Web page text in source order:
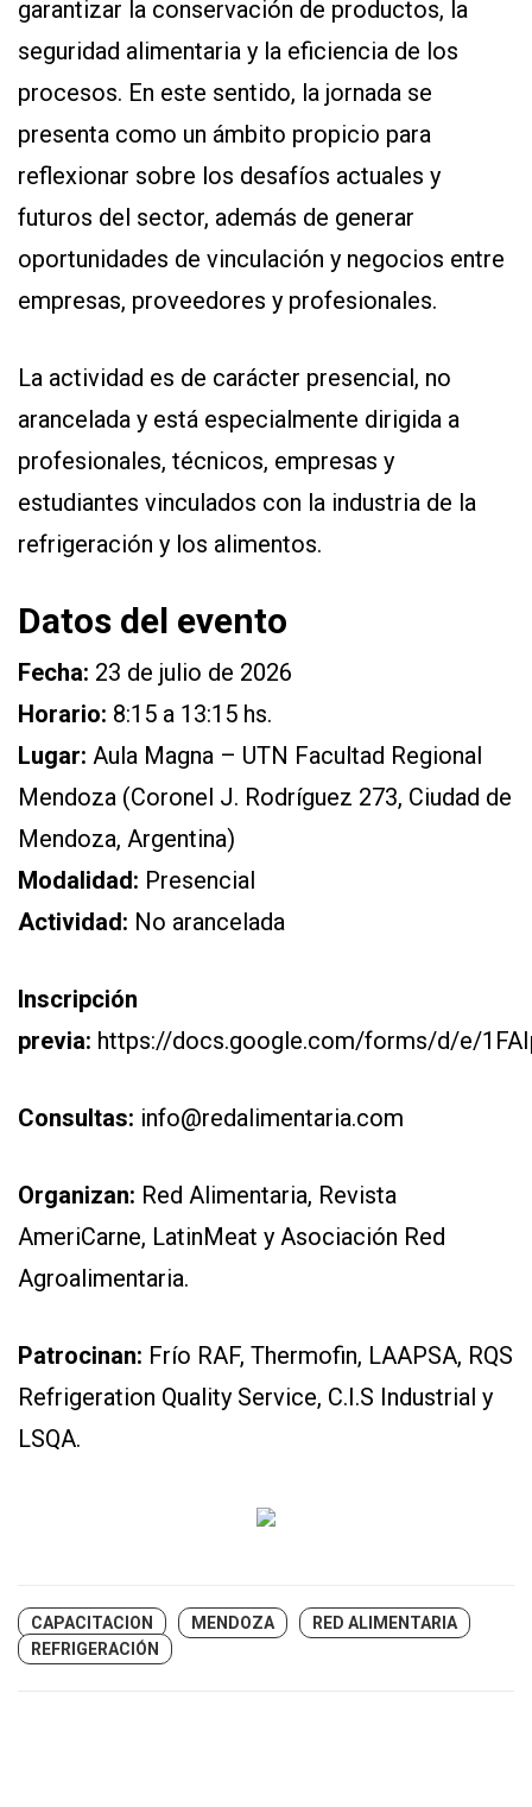
garantizar la conservación de productos, la
seguridad alimentaria y la eficiencia de los
procesos. En este sentido, la jornada se
presenta como un ámbito propicio para
reflexionar sobre los desafíos actuales y
futuros del sector, además de generar
oportunidades de vinculación y negocios entre
empresas, proveedores y profesionales.
La actividad es de carácter presencial, no
arancelada y está especialmente dirigida a
profesionales, técnicos, empresas y
estudiantes vinculados con la industria de la
refrigeración y los alimentos.
Datos del evento
Fecha: 23 de julio de 2026
Horario: 8:15 a 13:15 hs.
Lugar: Aula Magna – UTN Facultad Regional
Mendoza (Coronel J. Rodríguez 273, Ciudad de
Mendoza, Argentina)
Modalidad: Presencial
Actividad: No arancelada
Inscripción
previa: https://docs.google.com/forms/d/e/
Consultas: info@redalimentaria.com
Organizan: Red Alimentaria, Revista
AmeriCarne, LatinMeat y Asociación Red
Agroalimentaria.
Patrocinan: Frío RAF, Thermofin, LAAPSA, RQS
Refrigeration Quality Service, C.I.S Industrial y
LSQA.
CAPACITACION MENDOZA
RED ALIMENTARIA
REFRIGERACIÓN